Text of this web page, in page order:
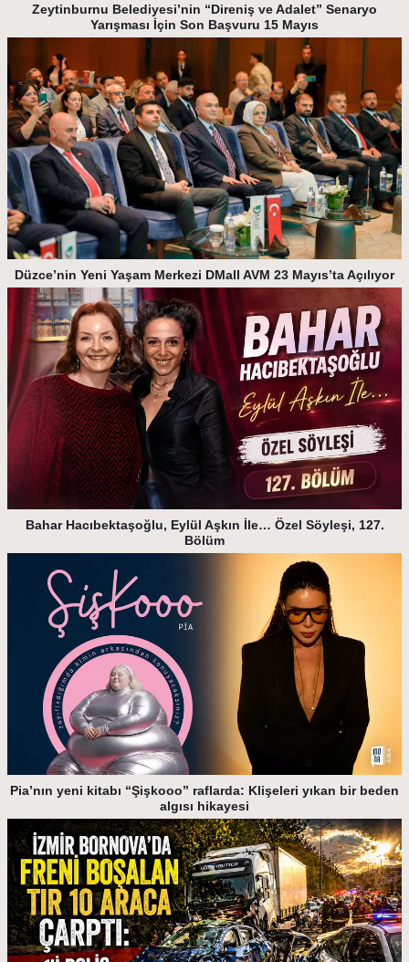
Zeytinburnu Belediyesi’nin “Direniş ve Adalet” Senaryo
Yarışması İçin Son Başvuru 15 Mayıs
Düzce’nin Yeni Yaşam Merkezi DMall AVM 23 Mayıs’ta Açılıyor
Bahar Hacıbektaşoğlu, Eylül Aşkın İle… Özel Söyleşi, 127.
Bölüm
Pia’nın yeni kitabı “Şişkooo” raflarda: Klişeleri yıkan bir beden
algısı hikayesi